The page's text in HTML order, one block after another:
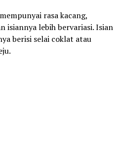
rasa kacang,
isiannya lebih bervariasi. Isian
berisi selai coklat atau